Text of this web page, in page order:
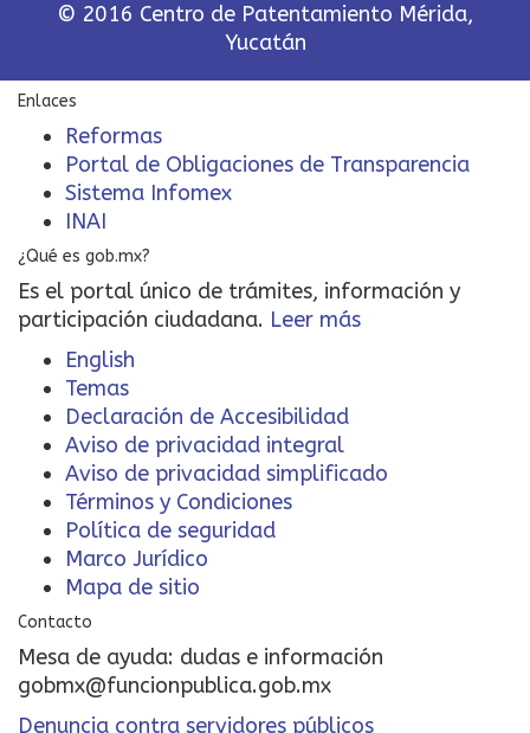
© 2016 Centro de Patentamiento Mérida,
Yucatán
Enlaces
Reformas
Portal de Obligaciones de Transparencia
Sistema Infomex
INAI
¿Qué es gob.mx?
Es el portal único de trámites, información y
participación ciudadana. Leer más
English
Temas
Declaración de Accesibilidad
Aviso de privacidad integral
Aviso de privacidad simplificado
Términos y Condiciones
Política de seguridad
Marco Jurídico
Mapa de sitio
Contacto
Mesa de ayuda: dudas e información
gobmx@funcionpublica.gob.mx
Denuncia contra servidores públicos